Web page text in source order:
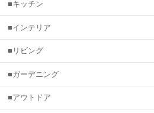
■キッチン
■インテリア
■リビング
■ガーデニング
■アウトドア